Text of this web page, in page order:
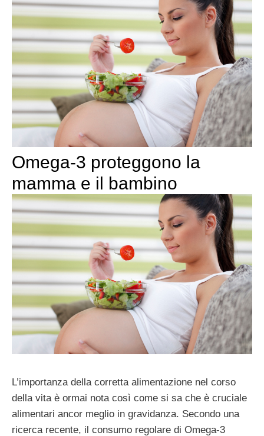
Omega-3 proteggono la
mamma e il bambino
L’importanza della corretta alimentazione nel corso
della vita è ormai nota così come si sa che è cruciale
alimentari ancor meglio in gravidanza. Secondo una
ricerca recente, il consumo regolare di Omega-3